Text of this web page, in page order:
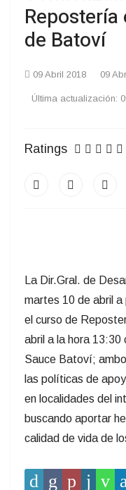
de Batoví
09 Abril 2018 09
Última actualización:
Ratings
La Dir.Gral. de
martes 10 de abril a
el curso de
abril a la hora 13:30
Sauce Batoví;
las políticas de
en localidades del
buscando aportar
calidad de vida de